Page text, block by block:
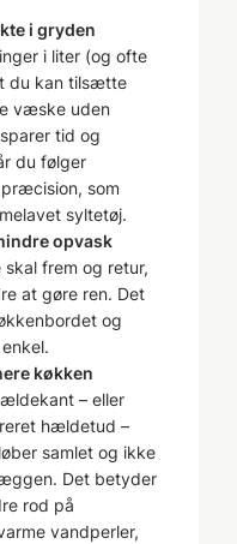
i gryden
i liter (og ofte
du kan tilsætte
væske uden
tid og
du følger
som
syltetøj.
opvask
frem og retur,
at gøre ren. Det
og
køkken
– eller
hældetud –
samlet og ikke
Det betyder
rod på
vandperler,